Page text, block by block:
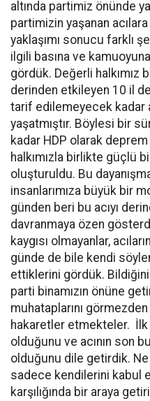
altında partimiz önünde
partimizin yaşanan
yaklaşımı sonucu farklı
ilgili basına ve
gördük. Değerli halkımız
derinden etkileyen 10 il
tarif edilemeyecek kadar
yaşatmıştır. Böylesi bir
kadar HDP olarak
halkımızla birlikte güçlü
oluşturuldu. Bu
insanlarımıza büyük bir
günden beri bu acıyı
davranmaya özen
kaygısı olmayanlar,
günde de bile kendi
ettiklerini gördük.
parti binamızın önüne
muhataplarını
hakaretler etmekteler. İlk
olduğunu ve acının son
olduğunu dile getirdik. Ne
sadece kendilerini kabul
karşılığında bir araya